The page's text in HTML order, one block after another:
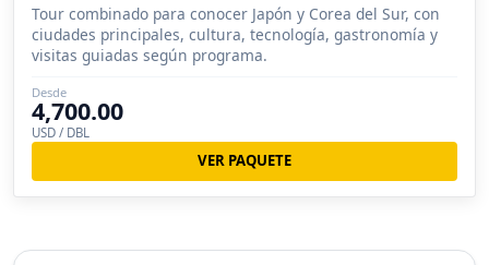
Tour combinado para conocer Japón y Corea del Sur, con
ciudades principales, cultura, tecnología, gastronomía y
visitas guiadas según programa.
Desde
4,700.00
USD / DBL
VER PAQUETE